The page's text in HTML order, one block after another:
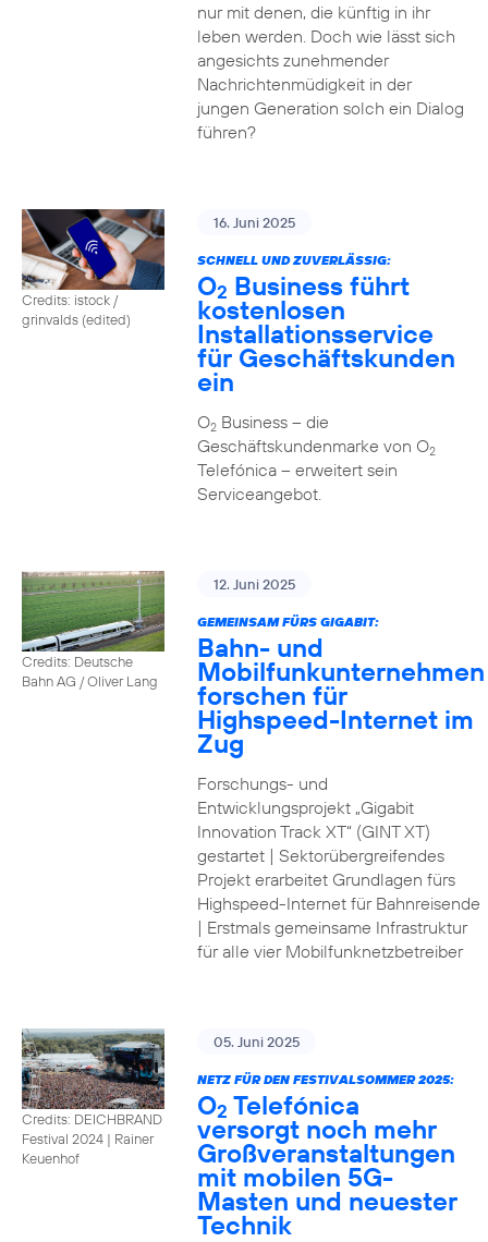
nur mit denen, die künftig in ihr
leben werden. Doch wie lässt sich
angesichts zunehmender
Nachrichtenmüdigkeit in der
jungen Generation solch ein Dialog
führen?
Credits: istock /
grinvalds (edited)
16. Juni 2025
SCHNELL UND ZUVERLÄSSIG:
O2 Business führt
kostenlosen
Installationsservice
für Geschäftskunden
ein
O2Business – die
Geschäftskundenmarke von O2
Telefónica – erweitert sein
Serviceangebot.
Credits: Deutsche
Bahn AG / Oliver Lang
12. Juni 2025
GEMEINSAM FÜRS GIGABIT:
Bahn- und
Mobilfunkunternehmen
forschen für
Highspeed-Internet im
Zug
Forschungs- und
Entwicklungsprojekt „Gigabit
Innovation Track XT“ (GINT XT)
gestartet | Sektorübergreifendes
Projekt erarbeitet Grundlagen fürs
Highspeed-Internet für Bahnreisende
| Erstmals gemeinsame Infrastruktur
für alle vier Mobilfunknetzbetreiber
Credits: DEICHBRAND
Festival 2024 | Rainer
Keuenhof
05. Juni 2025
NETZ FÜR DEN FESTIVALSOMMER 2025:
O2 Telefónica
versorgt noch mehr
Großveranstaltungen
mit mobilen 5G-
Masten und neuester
Technik